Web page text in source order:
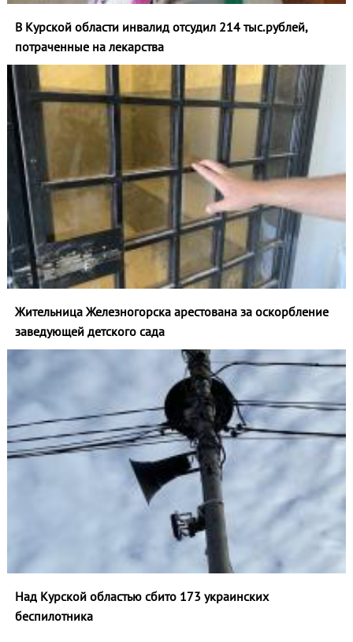
В Курской области инвалид отсудил 214 тыс.рублей,
потраченные на лекарства
Жительница Железногорска арестована за оскорбление
заведующей детского сада
Над Курской областью сбито 173 украинских
беспилотника